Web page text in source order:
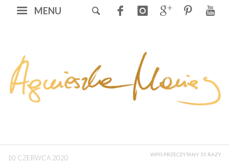
MENU
10 CZERWCA 2020 WPIS PRZECZYTANY 35 RAZY